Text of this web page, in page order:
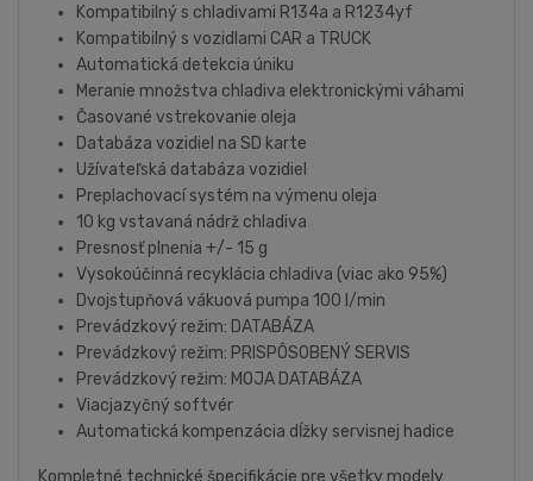
Kompatibilný s chladivami R134a a R1234yf
Kompatibilný s vozidlami CAR a TRUCK
Automatická detekcia úniku
Meranie množstva chladiva elektronickými váhami
Časované vstrekovanie oleja
Databáza vozidiel na SD karte
Užívateľská databáza vozidiel
Preplachovací systém na výmenu oleja
10 kg vstavaná nádrž chladiva
Presnosť plnenia +/- 15 g
Vysokoúčinná recyklácia chladiva (viac ako 95%)
Dvojstupňová vákuová pumpa 100 l/min
Prevádzkový režim: DATABÁZA
Prevádzkový režim: PRISPÔSOBENÝ SERVIS
Prevádzkový režim: MOJA DATABÁZA
Viacjazyčný softvér
Automatická kompenzácia dĺžky servisnej hadice
Kompletné technické špecifikácie pre všetky modely